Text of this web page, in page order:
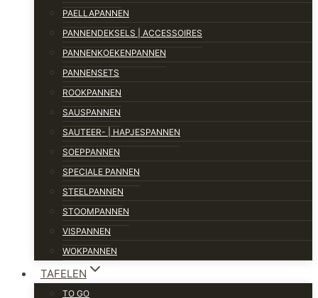
PAELLAPANNEN
PANNENDEKSELS | ACCESSOIRES
PANNENKOEKENPANNEN
PANNENSETS
ROOKPANNEN
SAUSPANNEN
SAUTEER- | HAPJESPANNEN
SOEPPANNEN
SPECIALE PANNEN
STEELPANNEN
STOOMPANNEN
VISPANNEN
WOKPANNEN
TAFELEN
TO GO